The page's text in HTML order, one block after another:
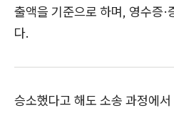
출액을 기준으로 하며, 영수증·
다.
승소했다고 해도 소송 과정에